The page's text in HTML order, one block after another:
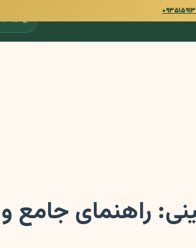
📞
راهنمای